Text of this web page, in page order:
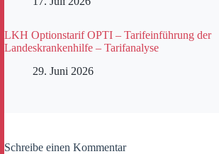
LKH Optionstarif OPTI – Tarifeinführung der
Landeskrankenhilfe – Tarifanalyse
29. Juni 2026
Schreibe einen Kommentar